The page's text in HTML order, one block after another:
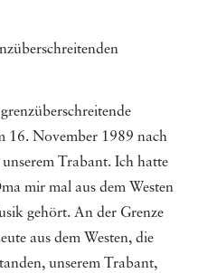
16. November 1989 nach
Trabant. Ich hatte
mir mal aus dem Westen
gehört. An der Grenze
aus dem Westen, die
unserem Trabant,